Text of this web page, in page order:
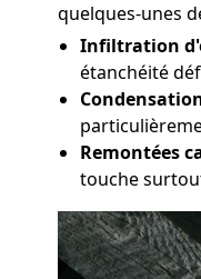
quelques-unes
Infiltration
étanchéité
Remontées
touche